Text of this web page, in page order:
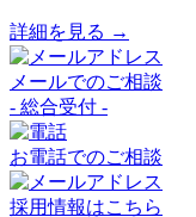
詳細を見る →
メールでのご相談
- 総合受付 -
お電話でのご相談
採用情報はこちら